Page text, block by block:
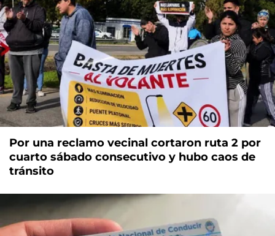
Por una reclamo vecinal cortaron ruta 2 por
cuarto sábado consecutivo y hubo caos de
tránsito